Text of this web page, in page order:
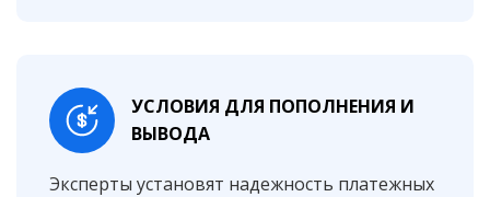
УСЛОВИЯ ДЛЯ ПОПОЛНЕНИЯ И
ВЫВОДА
Эксперты установят надежность платежных